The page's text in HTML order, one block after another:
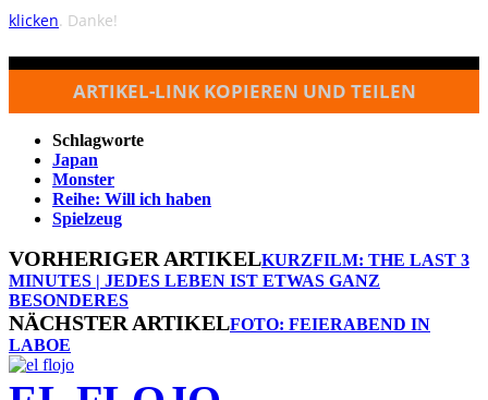
klicken. Danke!
ARTIKEL-LINK KOPIEREN UND TEILEN
Schlagworte
Japan
Monster
Reihe: Will ich haben
Spielzeug
VORHERIGER ARTIKELKURZFILM: THE LAST 3
MINUTES | JEDES LEBEN IST ETWAS GANZ
BESONDERES
NÄCHSTER ARTIKELFOTO: FEIERABEND IN
LABOE